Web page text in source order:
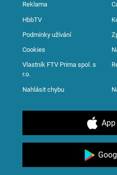
Reklama
HbbTV
Podmínky užívání
Cookies
Vlastník FTV Prima spol. s
r.o.
Nahlásit chybu
App